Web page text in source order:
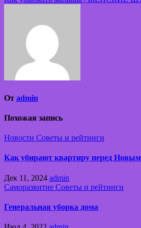
по
От admin
Похожая запись
Новости Советы и рейтинги
Как убирают квартиру перед
Дек 11, 2024 admin
Саморазвитие Советы и рейтинги
Генеральная уборка дома